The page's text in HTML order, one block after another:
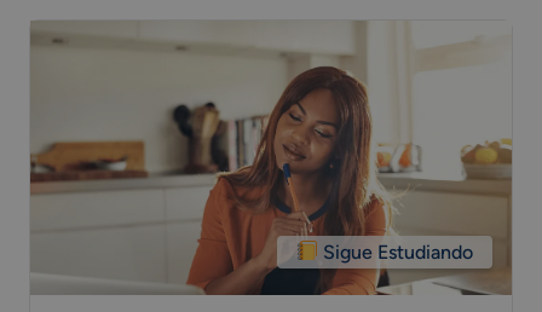
Sigue Estudiando